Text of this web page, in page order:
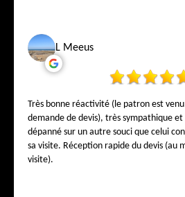
L Meeus
Très bonne réactivité (le patron est
demande de devis), très sympathique et
dépanné sur un autre souci que celui
sa visite. Réception rapide du devis (au
visite).